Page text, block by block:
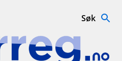
Interreg.no
Søk